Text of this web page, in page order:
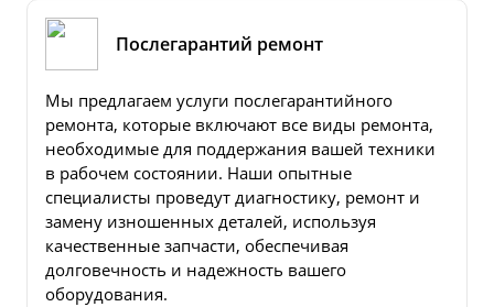
Послегарантий ремонт
Мы предлагаем услуги послегарантийного
ремонта, которые включают все виды ремонта,
необходимые для поддержания вашей техники
в рабочем состоянии. Наши опытные
специалисты проведут диагностику, ремонт и
замену изношенных деталей, используя
качественные запчасти, обеспечивая
долговечность и надежность вашего
оборудования.